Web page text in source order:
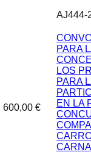
AJ444-
600,00 €
PARA
LOS
PARA
EN LA